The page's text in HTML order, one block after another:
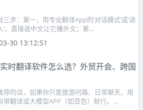
三步：第一，用专业翻译App的‘对话模式’或‘语
’，直接说中文让它播外文；第...
30 13:12:51
时翻译软件怎么选？外贸开会、跨国
荐的话，如果你只是旅游问路、日常聊天，用
带翻译或大模型APP（如豆包）就行。...